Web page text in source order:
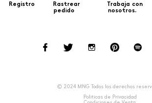
Registro
Rastrear
pedido
Trabaja con
nosotros.
© 2024 MNG Todos los derechos
Politicas de Privacidad